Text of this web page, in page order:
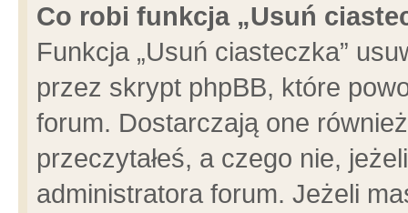
Co robi funkcja „Usuń
Funkcja „Usuń ciasteczka”
przez skrypt phpBB, które
forum. Dostarczają one
przeczytałeś, a czego nie,
administratora forum. Jeżeli